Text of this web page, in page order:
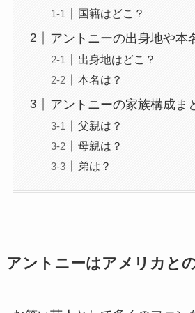
国籍はどこ？
アントニーの出身地や本
出身地はどこ？
本名は？
アントニーの家族構成ま
父親は？
母親は？
弟は？
アントニーはアメリカと